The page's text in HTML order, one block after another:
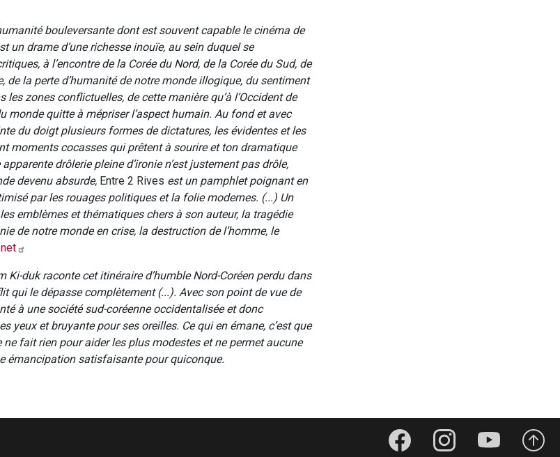
bouleversante dont est souvent capable le cinéma de
un drame d’une richesse inouïe, au sein duquel se
à l’encontre de la Corée du Nord, de la Corée du Sud, de
de la perte d’humanité de notre monde illogique, du sentiment
les zones conflictuelles, de cette manière qu’à l’Occident de
monde quitte à mépriser l’aspect humain. Au fond et avec
du doigt plusieurs formes de dictatures, les évidentes et les
moments cocasses qui prêtent à sourire et ton dramatique
drôlerie pleine d’ironie n’est justement pas drôle,
devenu absurde, Entre 2 Rives est un pamphlet poignant en
par les rouages politiques et la folie modernes. (...) Un
emblèmes et thématiques chers à son auteur, la tragédie
de notre monde en crise, la destruction de l’homme, le
Ki-duk raconte cet itinéraire d’humble Nord-Coréen perdu dans
qui le dépasse complètement (...). Avec son point de vue de
à une société sud-coréenne occidentalisée et donc
yeux et bruyante pour ses oreilles. Ce qui en émane, c’est que
ne fait rien pour aider les plus modestes et ne permet aucune
émancipation satisfaisante pour quiconque.